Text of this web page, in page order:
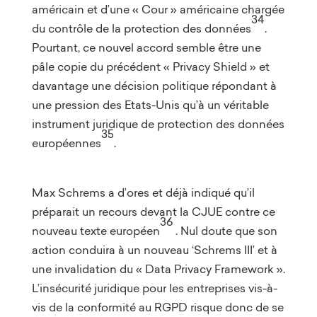
américain et d’une « Cour » américaine chargée
du contrôle de la protection des données
34
.
Pourtant, ce nouvel accord semble être une
pâle copie du précédent « Privacy Shield » et
davantage une décision politique répondant à
une pression des Etats-Unis qu’à un véritable
instrument juridique de protection des données
européennes
35
.
Max Schrems a d’ores et déjà indiqué qu’il
préparait un recours devant la CJUE contre ce
nouveau texte européen
36
. Nul doute que son
action conduira à un nouveau ‘Schrems III’ et à
une invalidation du « Data Privacy Framework ».
L’insécurité juridique pour les entreprises vis-à-
vis de la conformité au RGPD risque donc de se